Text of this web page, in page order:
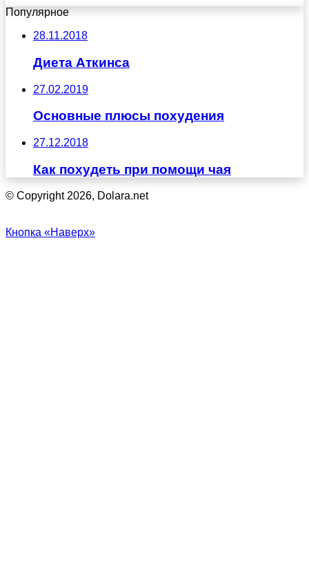
Популярное
28.11.2018
Диета Аткинса
27.02.2019
Основные плюсы похудения
27.12.2018
Как похудеть при помощи чая
© Copyright 2026, Dolara.net
Кнопка «Наверх»